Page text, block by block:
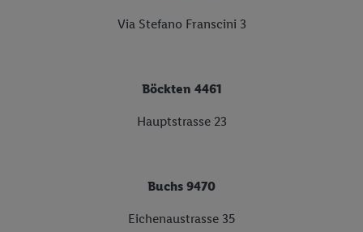
Via Stefano Franscini 3
Böckten 4461
Hauptstrasse 23
Buchs 9470
Eichenaustrasse 35